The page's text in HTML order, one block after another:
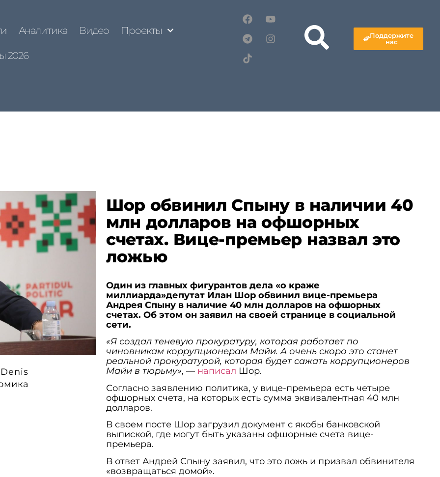
Аналитика Видео Проекты
2026
Поддержите
нас
Шор обвинил Спыну в наличии 40
млн долларов на офшорных
счетах. Вице-премьер назвал это
ложью
Один из главных фигурантов дела «о краже
миллиарда»депутат Илан Шор обвинил вице-премьера
Андрея Спыну в наличие 40 млн долларов на офшорных
счетах. Об этом он заявил на своей странице в социальной
сети.
«Я создал теневую прокуратуру, которая работает по
чиновникам коррупционерам Майи. А очень скоро это станет
реальной прокуратурой, которая будет сажать коррупционеров
Майи в тюрьму», — написал Шор.
Согласно заявлению политика, у вице-премьера есть четыре
офшорных счета, на которых есть сумма эквивалентная 40 млн
долларов.
В своем посте Шор загрузил документ с якобы банковской
выпиской, где могут быть указаны офшорные счета вице-
премьера.
В ответ Андрей Спыну заявил, что это ложь и призвал обвинителя
«возвращаться домой».